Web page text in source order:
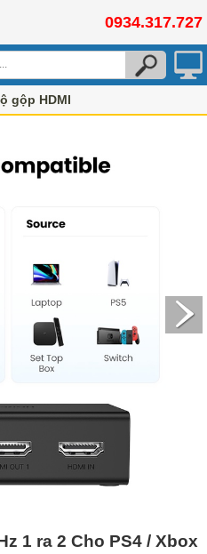
0934.317.727
gộp HDMI
1 ra 2 Cho PS4 / Xbox